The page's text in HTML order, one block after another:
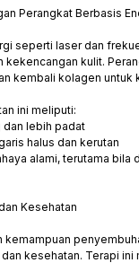
Perangkat Berbasis
seperti laser dan
kekencangan kulit.
kembali kolagen untuk
ini meliputi:
dan lebih padat
halus dan kerutan
alami, terutama bila
Kesehatan
kesehatan. Terapi ini